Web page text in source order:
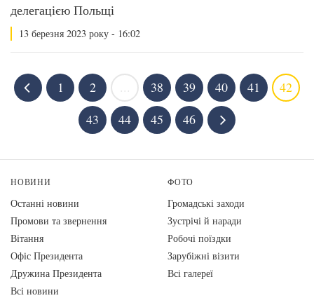
делегацією Польщі
13 березня 2023 року - 16:02
1 2 38 39 40 41
42
43
44 45 46
НОВИНИ
Останні новини
Промови та звернення
Вiтання
Офіс Президента
Дружина Президента
Всі новини
ФОТО
Громадські заходи
Зустрічі й наради
Робочі поїздки
Зарубіжні візити
Всі галереї